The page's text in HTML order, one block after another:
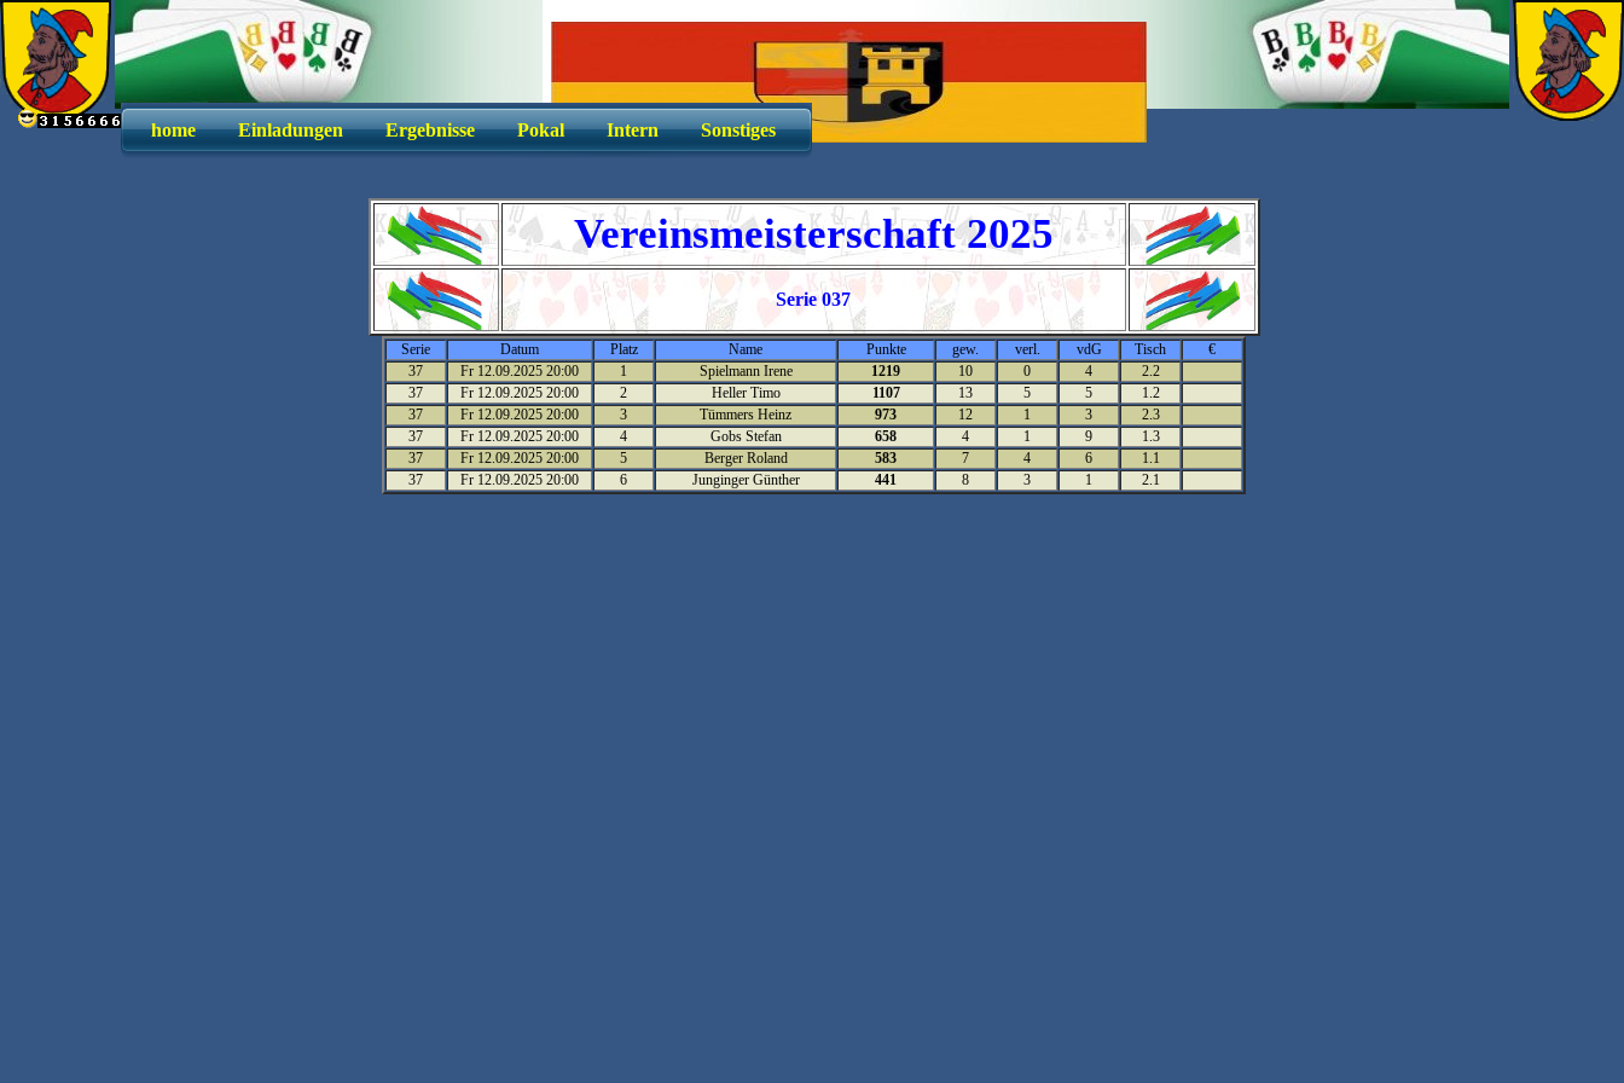
home Einladungen Ergebnisse Pokal Intern Sonstiges
Vereinsmeisterschaft 2025
Serie 037
Serie Datum Platz Name Punkte gew. verl. vdG Tisch
€
37
Fr 12.09.2025 20:00 1 Spielmann Irene 1219 10 0 4
2.2
37
Fr 12.09.2025 20:00 2 Heller Timo 1107 13 5 5
1.2
37
Fr 12.09.2025 20:00 3 Tümmers Heinz 973 12 1 3
2.3
37
Fr 12.09.2025 20:00 4 Gobs Stefan 658 4 1 9
1.3
37
Fr 12.09.2025 20:00 5 Berger Roland 583 7 4 6
1.1
37
Fr 12.09.2025 20:00 6 Junginger Günther 441 8 3 1 2.1